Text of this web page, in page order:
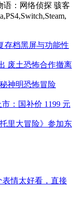
语：网络侦探 骇客
存档黑屏与功能性
废土恐怖合作撤离
神明恐怖冒险
：国补价 1199 元
里大冒险》参加东
情太好看，直接